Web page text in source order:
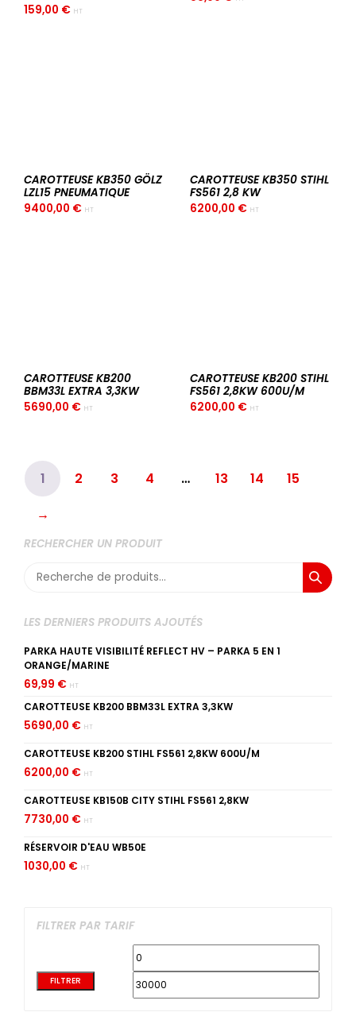
159,00 € HT
CAROTTEUSE KB350 GÖLZ
LZL15 PNEUMATIQUE
9400,00 € HT
CAROTTEUSE KB350 STIHL
FS561 2,8 KW
6200,00 € HT
CAROTTEUSE KB200
BBM33L EXTRA 3,3KW
5690,00 € HT
CAROTTEUSE KB200 STIHL
FS561 2,8KW 600U/M
6200,00 € HT
1 2 3 4 … 13 14
15
→
RECHERCHER UN PRODUIT
Recherche
pour :
LES DERNIERS PRODUITS AJOUTÉS
PARKA HAUTE VISIBILITÉ REFLECT HV – PARKA 5 EN 1
ORANGE/MARINE
69,99 € HT
CAROTTEUSE KB200 BBM33L EXTRA 3,3KW
5690,00 € HT
CAROTTEUSE KB200 STIHL FS561 2,8KW 600U/M
6200,00 € HT
CAROTTEUSE KB150B CITY STIHL FS561 2,8KW
7730,00 € HT
RÉSERVOIR D'EAU WB50E
1030,00 € HT
FILTRER PAR TARIF
Prix
FILTRER